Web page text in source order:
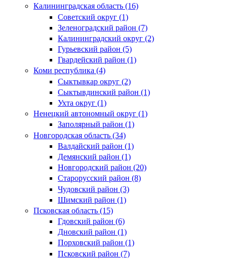
Калининградская область (16)
Советский округ (1)
Зеленоградский район (7)
Калининградский округ (2)
Гурьевский район (5)
Гвардейский район (1)
Коми республика (4)
Сыктывкар округ (2)
Сыктывдинский район (1)
Ухта округ (1)
Ненецкий автономный округ (1)
Заполярный район (1)
Новгородская область (34)
Валдайский район (1)
Демянский район (1)
Новгородский район (20)
Старорусский район (8)
Чудовский район (3)
Шимский район (1)
Псковская область (15)
Гдовский район (6)
Дновский район (1)
Порховский район (1)
Псковский район (7)